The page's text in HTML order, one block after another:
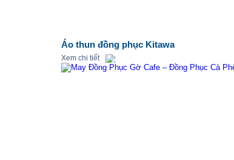
Áo thun đồng phục Kitawa
Xem chi tiết